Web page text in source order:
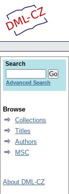
Search
Advanced Search
Browse
Collections
Titles
Authors
MSC
About DML-CZ